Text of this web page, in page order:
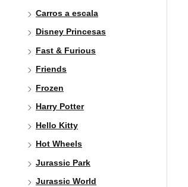
Carros a escala
Disney Princesas
Fast & Furious
Friends
Frozen
Harry Potter
Hello Kitty
Hot Wheels
Jurassic Park
Jurassic World